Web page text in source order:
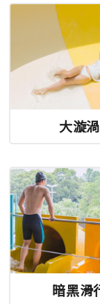
大漩渦
暗黑滑